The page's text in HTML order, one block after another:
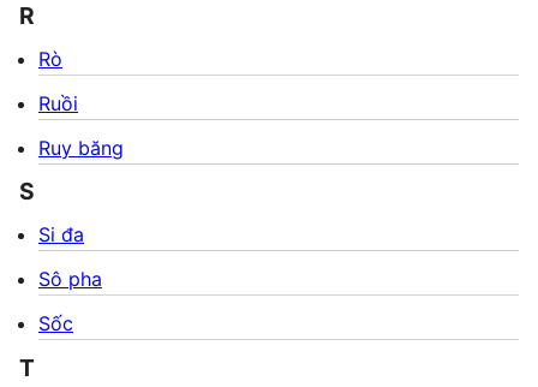
R
Rò
Ruồi
Ruy băng
S
Si đa
Sô pha
Sốc
T